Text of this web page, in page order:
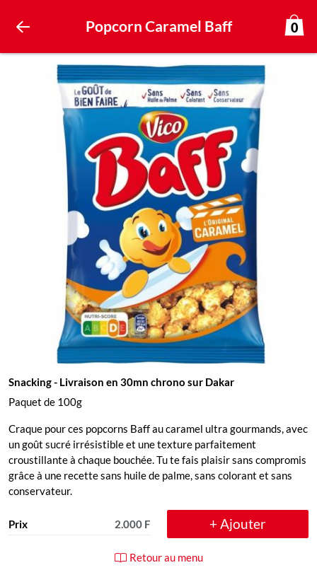
Popcorn Caramel Baff 0
Snacking- Livraison en 30mn chrono sur Dakar
Paquet de 100g
Craque pour ces popcorns Baff au caramel ultra gourmands, avec
un goût sucré irrésistible et une texture parfaitement
croustillante à chaque bouchée. Tu te fais plaisir sans compromis
grâce à une recette sans huile de palme, sans colorant et sans
conservateur.
Prix 2.000 F + Ajouter
Retour au menu